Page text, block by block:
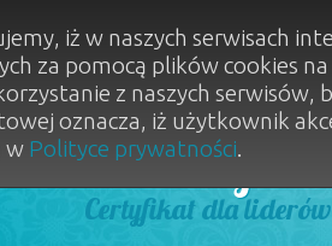
Dobry
Certyfikat dla
iż w naszych serwisach
za pomocą plików cookies
z naszych
oznacza, iż użytkownik
w Polityce prywatności.